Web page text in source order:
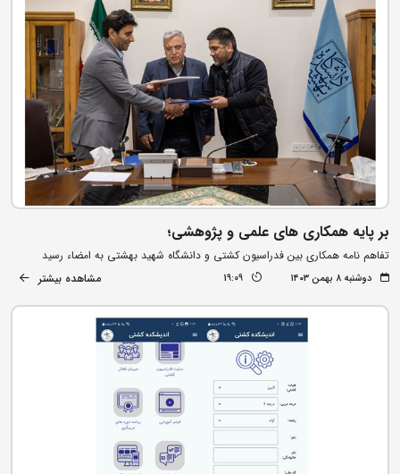
بر پایه همکاری های علمی و پژوهشی؛
تفاهم نامه همکاری بین فدراسیون کشتی و دانشگاه شهید بهشتی به امضاء رسید
دوشنبه ۸ بهمن ۱۴۰۳ 19:09 مشاهده بیشتر